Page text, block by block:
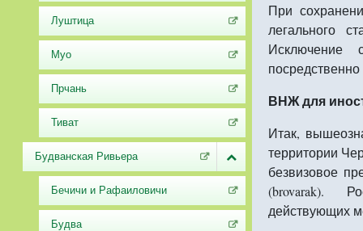
Луштица
Муо
Прчань
Тиват
Будванская Ривьера
Бечичи и Рафаиловичи
Будва
При
легального
Исключение
ВНЖ для
Итак,
территории
безвизовое
(brovarak).
действующих